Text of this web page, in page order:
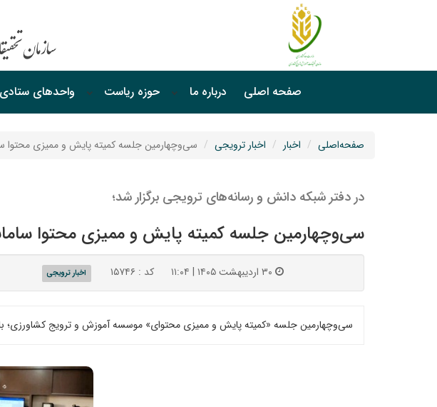
صفحه اصلی درباره ما حوزه ریاست واحدهای ستادی
صفحه‌اصلی اخبار اخبار ترویجی سی‌وچهارمین جلسه کمیته پایش و ممیزی محتوا
در دفتر شبکه دانش و رسانه‌های ترویجی برگزار شد؛
سی‌وچهارمین جلسه کمیته پایش و ممیزی محتوا
کد : ۱۵۷۴۶ اخبار ترویجی
سی‌و‌چهارمین جلسه «کمیته پایش و ممیزی محتوای» موسسه آموزش و ترویج کشاورزی؛